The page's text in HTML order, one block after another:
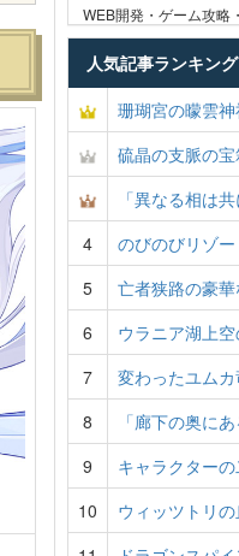
WEB開発・ゲーム攻略
人気記事ランキング
珊瑚宮の曚雲
硫晶の支脈の
「異なる相は
4
のびのびリゾ
5
亡者狭路の豪
6
ウラニア湖上
7
変わったユム
8
「廊下の奥に
9
キャラクター
10
ウィッツトリ